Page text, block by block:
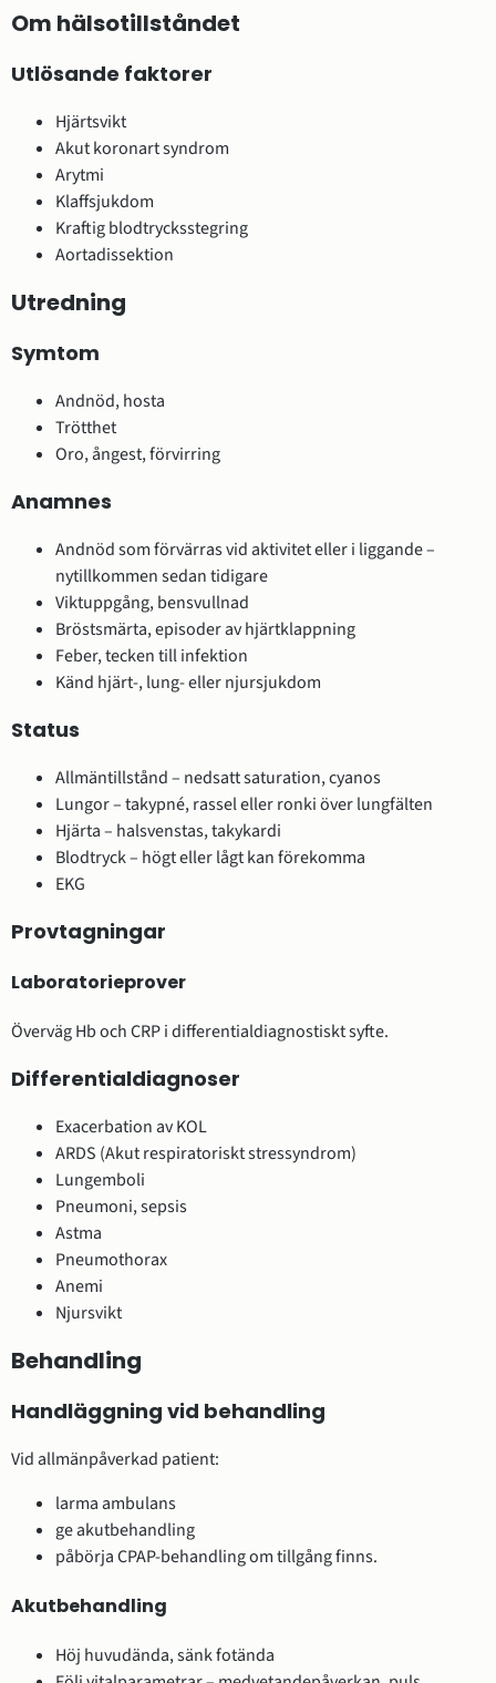
Om hälsotillståndet
Utlösande faktorer
Hjärtsvikt
Akut koronart syndrom
Arytmi
Klaffsjukdom
Kraftig blodtrycksstegring
Aortadissektion
Utredning
Symtom
Andnöd, hosta
Trötthet
Oro, ångest, förvirring
Anamnes
Andnöd som förvärras vid aktivitet eller i liggande –
nytillkommen sedan tidigare
Viktuppgång, bensvullnad
Bröstsmärta, episoder av hjärtklappning
Feber, tecken till infektion
Känd hjärt-, lung- eller njursjukdom
Status
Allmäntillstånd – nedsatt saturation, cyanos
Lungor – takypné, rassel eller ronki över lungfälten
Hjärta – halsvenstas, takykardi
Blodtryck – högt eller lågt kan förekomma
EKG
Provtagningar
Laboratorieprover
Överväg Hb och CRP i differentialdiagnostiskt syfte.
Differentialdiagnoser
Exacerbation av KOL
ARDS (Akut respiratoriskt stressyndrom)
Lungemboli
Pneumoni, sepsis
Astma
Pneumothorax
Anemi
Njursvikt
Behandling
Handläggning vid behandling
Vid allmänpåverkad patient:
larma ambulans
ge akutbehandling
påbörja CPAP-behandling om tillgång finns.
Akutbehandling
Höj huvudända, sänk fotända